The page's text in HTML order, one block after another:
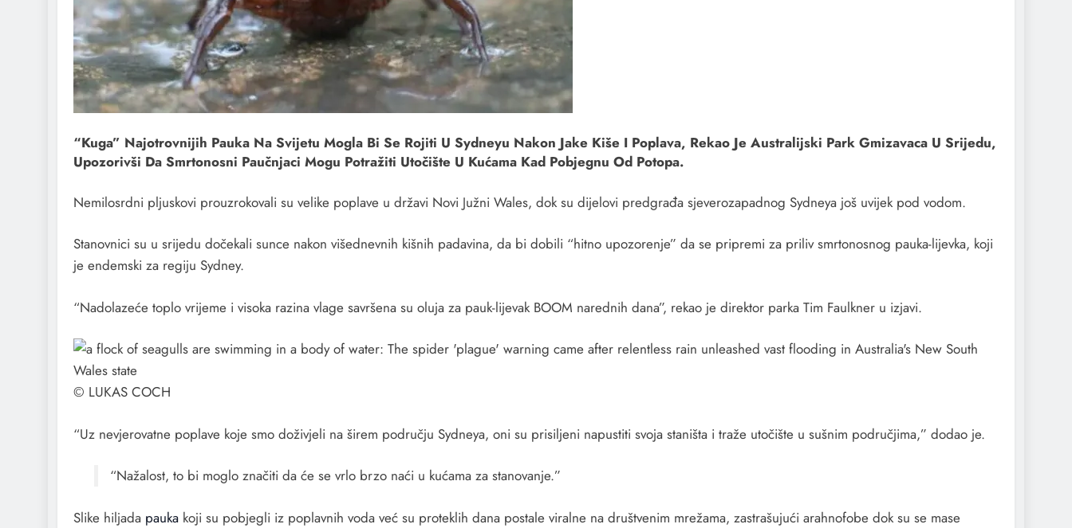
“Kuga” Najotrovnijih Pauka Na Svijetu Mogla Bi Se Rojiti U Sydneyu Nakon Jake Kiše I Poplava, Rekao Je Australijski Park Gmizavaca U Srijedu,
Upozorivši Da Smrtonosni Paučnjaci Mogu Potražiti Utočište U Kućama Kad Pobjegnu Od Potopa.
Nemilosrdni pljuskovi prouzrokovali su velike poplave u državi Novi Južni Wales, dok su dijelovi predgrađa sjeverozapadnog Sydneya još uvijek pod vodom.
Stanovnici su u srijedu dočekali sunce nakon višednevnih kišnih padavina, da bi dobili “hitno upozorenje” da se pripremi za priliv smrtonosnog pauka-lijevka, koji
je endemski za regiju Sydney.
“Nadolazeće toplo vrijeme i visoka razina vlage savršena su oluja za pauk-lijevak BOOM narednih dana”, rekao je direktor parka Tim Faulkner u izjavi.
© LUKAS COCH
“Uz nevjerovatne poplave koje smo doživjeli na širem području Sydneya, oni su prisiljeni napustiti svoja staništa i traže utočište u sušnim područjima,” dodao je.
“Nažalost, to bi moglo značiti da će se vrlo brzo naći u kućama za stanovanje.”
Slike hiljada pauka koji su pobjegli iz poplavnih voda već su proteklih dana postale viralne na društvenim mrežama, zastrašujući arahnofobe dok su se mase